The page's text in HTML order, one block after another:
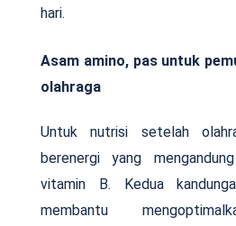
hari.
Asam amino, pas untuk
olahraga
Untuk nutrisi setelah
berenergi yang
vitamin B. Kedua
membantu